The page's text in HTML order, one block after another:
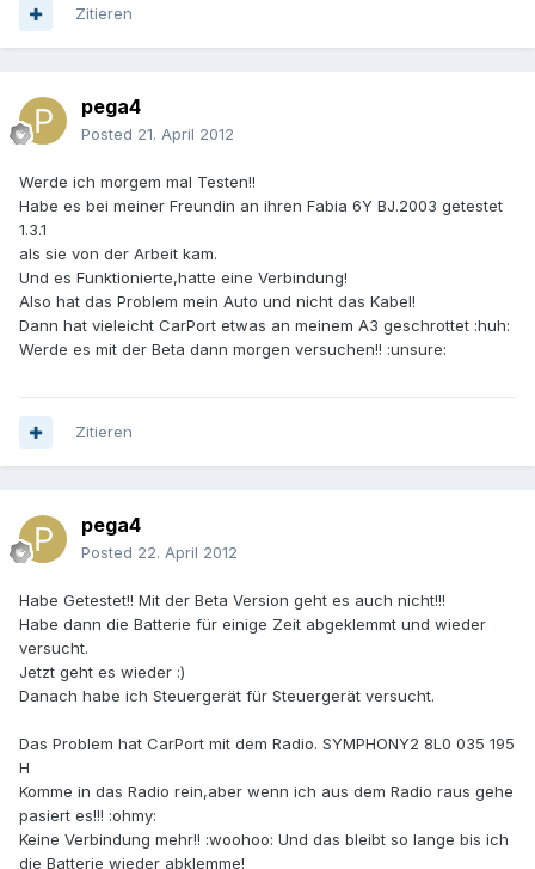
Zitieren
pega4
Posted 21. April 2012
Werde ich morgem mal Testen!!
Habe es bei meiner Freundin an ihren Fabia 6Y BJ.2003 getestet
1.3.1
als sie von der Arbeit kam.
Und es Funktionierte,hatte eine Verbindung!
Also hat das Problem mein Auto und nicht das Kabel!
Dann hat vieleicht CarPort etwas an meinem A3 geschrottet :huh:
Werde es mit der Beta dann morgen versuchen!! :unsure:
Zitieren
pega4
Posted 22. April 2012
Habe Getestet!! Mit der Beta Version geht es auch nicht!!!
Habe dann die Batterie für einige Zeit abgeklemmt und wieder
versucht.
Jetzt geht es wieder :)
Danach habe ich Steuergerät für Steuergerät versucht.
Das Problem hat CarPort mit dem Radio. SYMPHONY2 8L0 035 195
H
Komme in das Radio rein,aber wenn ich aus dem Radio raus gehe
pasiert es!!! :ohmy:
Keine Verbindung mehr!! :woohoo: Und das bleibt so lange bis ich
die Batterie wieder abklemme!